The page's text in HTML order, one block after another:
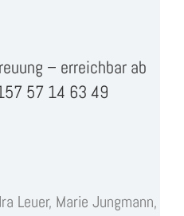
– erreichbar ab
57 14 63 49
Leuer, Marie Jungmann,